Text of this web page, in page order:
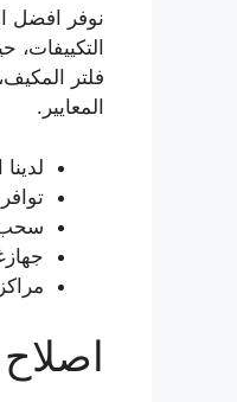
نوفر افضل
فلتر
المعايير.
سحب